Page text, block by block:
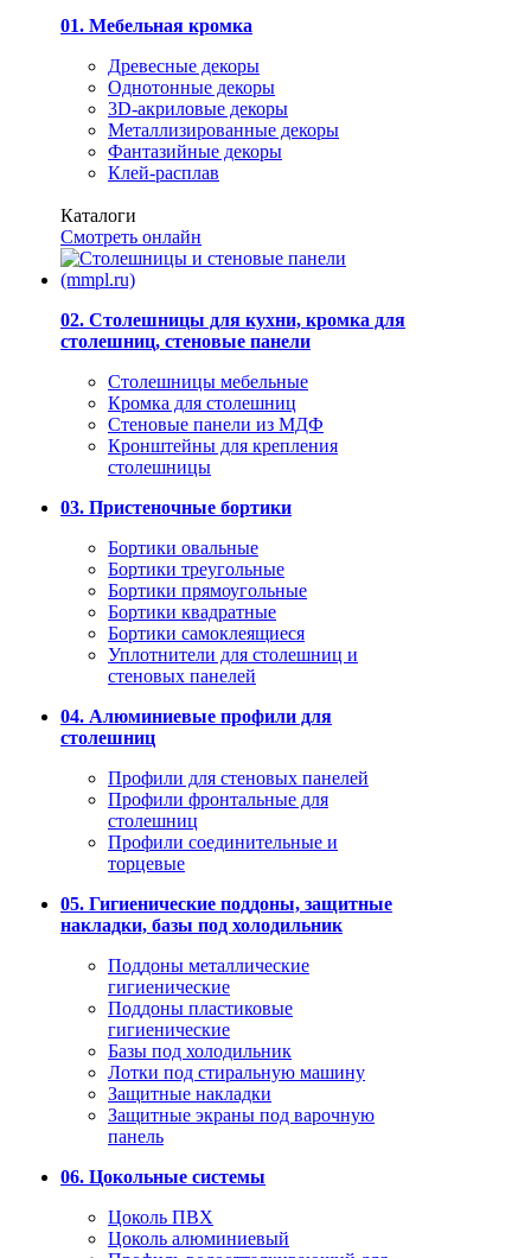
01. Мебельная кромка
Древесные декоры
Однотонные декоры
3D-акриловые декоры
Металлизированные декоры
Фантазийные декоры
Клей-расплав
Каталоги
Смотреть онлайн
02. Столешницы для кухни, кромка для
столешниц, стеновые панели
Столешницы мебельные
Кромка для столешниц
Стеновые панели из МДФ
Кронштейны для крепления
столешницы
03. Пристеночные бортики
Бортики овальные
Бортики треугольные
Бортики прямоугольные
Бортики квадратные
Бортики самоклеящиеся
Уплотнители для столешниц и
стеновых панелей
04. Алюминиевые профили для
столешниц
Профили для стеновых панелей
Профили фронтальные для
столешниц
Профили соединительные и
торцевые
05. Гигиенические поддоны, защитные
накладки, базы под холодильник
Поддоны металлические
гигиенические
Поддоны пластиковые
гигиенические
Базы под холодильник
Лотки под стиральную машину
Защитные накладки
Защитные экраны под варочную
панель
06. Цокольные системы
Цоколь ПВХ
Цоколь алюминиевый